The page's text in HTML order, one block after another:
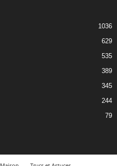
1036
629
535
389
345
244
79